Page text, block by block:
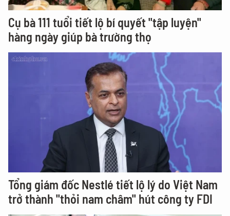
Cụ bà 111 tuổi tiết lộ bí quyết "tập luyện"
hàng ngày giúp bà trường thọ
Tổng giám đốc Nestlé tiết lộ lý do Việt Nam
trở thành "thỏi nam châm" hút công ty FDI